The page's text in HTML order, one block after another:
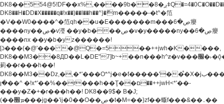
DK8��554@5!DF��x%,����9b��8�ږǂQ�=4�0C�O��D��L#�4@�L�9D�
DK8��H�DD�X�����q�!x��)��l��h��^}�ޮm�����-�t^�笵
�V��W0����^�笵qh��u�E�������m���ڝ�6癭
����ny��ڝ�v瀅 ��y�b���ڝ�v�y�����ny��ڝ�6癭
����nx ��y�b�yz������!
[ʖ���(�@'��� �@Q�=5��++jwh�K����,
DK8��M3��8ДD��L�DE"7]b~+��n���h^ƶ�v���׬�˫�ǭ��\�%,��<
䓶��r���h��!
DK8��M3��Dz,�,�*'���O*^j�e�ƭ�����'��֩�X�jب����qǩ�Iܡا�
�ן��^ �!x*'��%��r���h��Ţ��ם��++jwH<*'��-
���y�Z�+�r���h��! DK8��9$� B�J;
(��ܡ׮���jg��'ij�0��O��ڝ�t�M=��}zf��蝂f���&��܅��